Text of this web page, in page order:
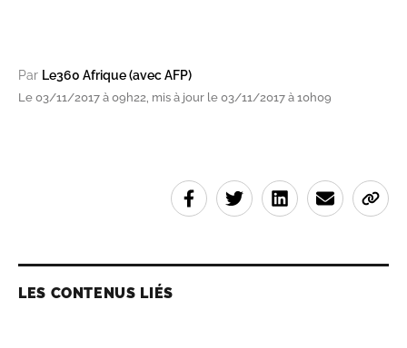
Par Le360 Afrique (avec AFP)
Le 03/11/2017 à 09h22, mis à jour le 03/11/2017 à 10h09
LES CONTENUS LIÉS